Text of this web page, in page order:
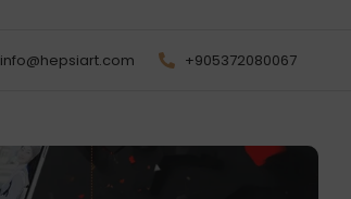
info@hepsiart.com +905372080067